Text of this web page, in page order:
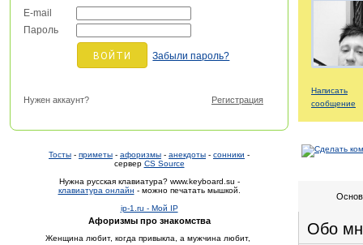
E-mail
Пароль
Забыли пароль?
Нужен аккаунт? Регистрация
Тосты - приметы - афоризмы - анекдоты - сонники -
сервер CS Source
Нужна русская клавиатура? www.keyboard.su -
клавиатура онлайн - можно печатать мышкой.
ip-1.ru - Мой IP
Афоризмы про знакомства
Женщина любит, когда привыкла, а мужчина любит,
Написать
сообщение
Обо